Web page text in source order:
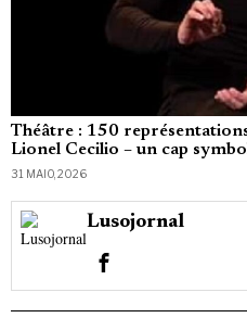
Théâtre : 150
Lionel Cecilio – un cap
31 MAIO, 2026
Lusojornal